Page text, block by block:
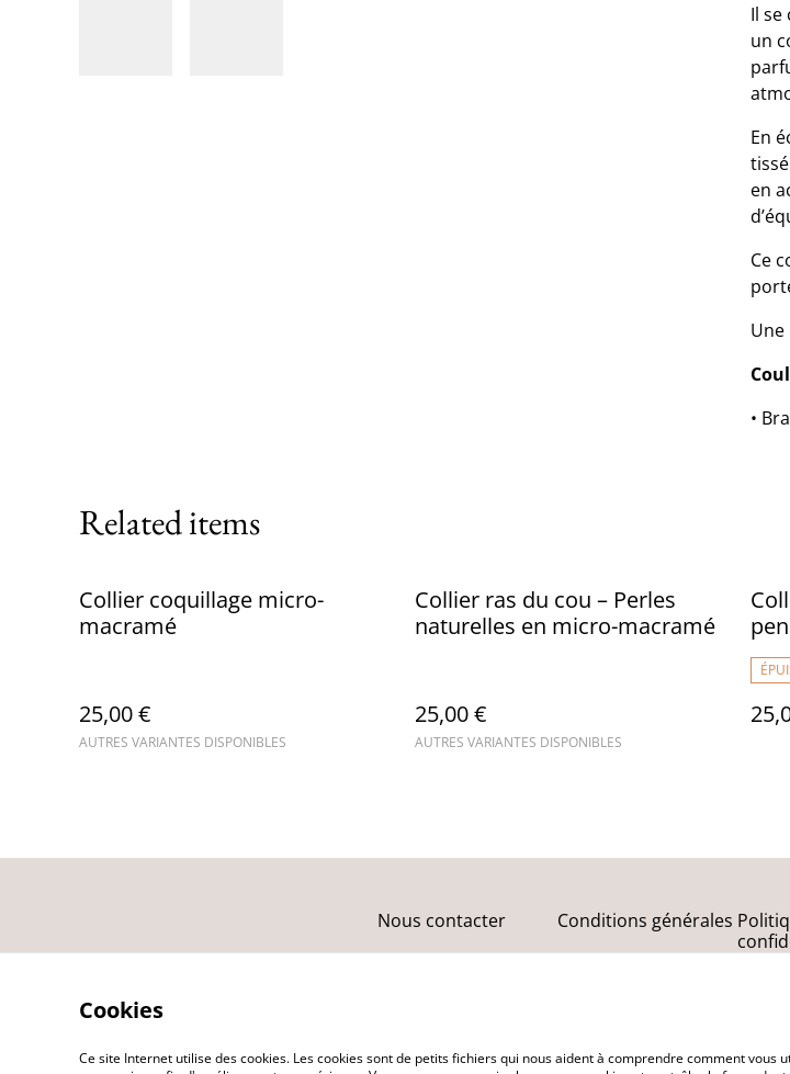
Il se
un
En
en
Ce
•
Related items
Collier coquillage micro-
macramé
25,00 €
AUTRES VARIANTES DISPONIBLES
Collier ras du cou – Perles
naturelles en micro-macramé
25,00 €
AUTRES VARIANTES DISPONIBLES
Nous contacter Conditions générales
Cookies
Ce site Internet utilise des cookies. Les cookies sont de petits fichiers qui nous aident à comprendre comment vous